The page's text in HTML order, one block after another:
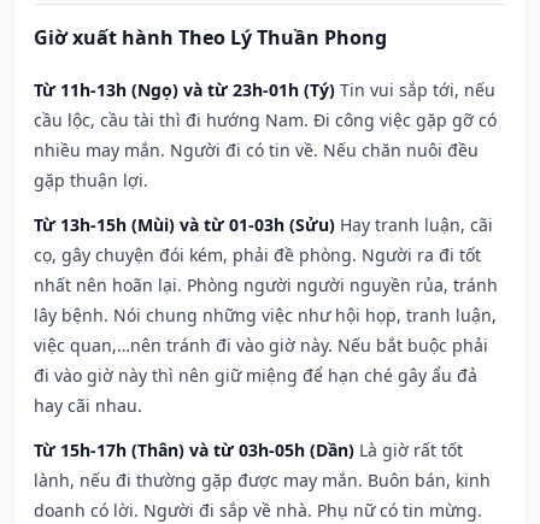
Giờ xuất hành Theo Lý Thuần Phong
Từ 11h-13h (Ngọ) và từ 23h-01h (Tý) Tin vui sắp tới, nếu
cầu lộc, cầu tài thì đi hướng Nam. Đi công việc gặp gỡ có
nhiều may mắn. Người đi có tin về. Nếu chăn nuôi đều
gặp thuận lợi.
Từ 13h-15h (Mùi) và từ 01-03h (Sửu) Hay tranh luận, cãi
cọ, gây chuyện đói kém, phải đề phòng. Người ra đi tốt
nhất nên hoãn lại. Phòng người người nguyền rủa, tránh
lây bệnh. Nói chung những việc như hội họp, tranh luận,
việc quan,…nên tránh đi vào giờ này. Nếu bắt buộc phải
đi vào giờ này thì nên giữ miệng để hạn ché gây ẩu đả
hay cãi nhau.
Từ 15h-17h (Thân) và từ 03h-05h (Dần) Là giờ rất tốt
lành, nếu đi thường gặp được may mắn. Buôn bán, kinh
doanh có lời. Người đi sắp về nhà. Phụ nữ có tin mừng.